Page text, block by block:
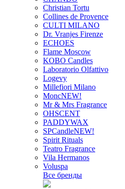
Christian Tortu
Collines de Provence
CULTI MILANO
Dr. Vranjes Firenze
ECHOES
Flame Moscow
KOBO Candles
Laboratorio Olfattivo
Logevy
Millefiori Milano
MoncNEW!
Mr & Mrs Fragrance
OHSCENT
PADDYWAX
SPCandleNEW!
Spirit Rituals
Teatro Fragrance
Vila Hermanos
Voluspa
Все бренды